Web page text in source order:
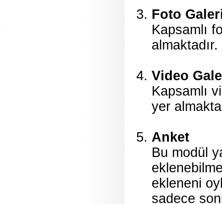
Foto
Kapsamlı
Video
Kapsamlı
yer
Anket
Bu modül
ekleneni
sadece